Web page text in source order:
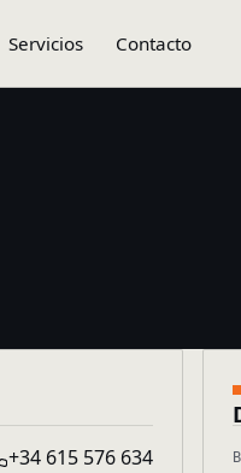
Servicios Contacto
+34 615 576 634